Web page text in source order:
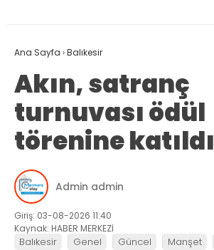
Ana Sayfa ›Balıkesir
Akın, satranç
turnuvası ödül
törenine katıldı
Admin admin
Giriş: 03-08-2026 11:40
Kaynak: HABER MERKEZİ
Balıkesir Genel Güncel Manşet